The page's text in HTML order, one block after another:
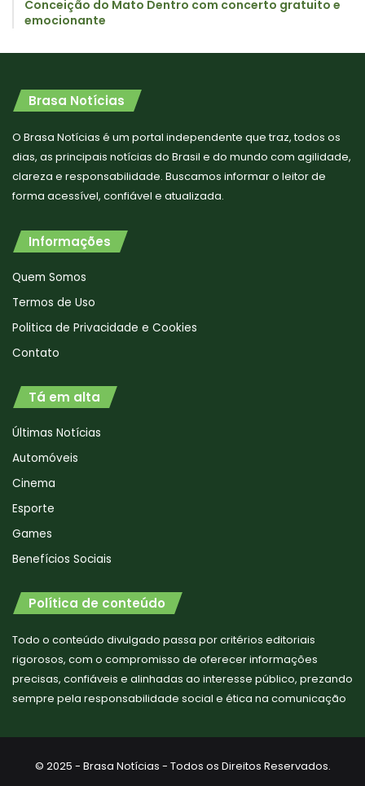
Conceição do Mato Dentro com concerto gratuito e
emocionante
Brasa Notícias
O Brasa Notícias é um portal independente que traz, todos os
dias, as principais notícias do Brasil e do mundo com agilidade,
clareza e responsabilidade. Buscamos informar o leitor de
forma acessível, confiável e atualizada.
Informações
Quem Somos
Termos de Uso
Politica de Privacidade e Cookies
Contato
Tá em alta
Últimas Notícias
Automóveis
Cinema
Esporte
Games
Benefícios Sociais
Política de conteúdo
Todo o conteúdo divulgado passa por critérios editoriais
rigorosos, com o compromisso de oferecer informações
precisas, confiáveis e alinhadas ao interesse público, prezando
sempre pela responsabilidade social e ética na comunicação
© 2025 - Brasa Notícias - Todos os Direitos Reservados.